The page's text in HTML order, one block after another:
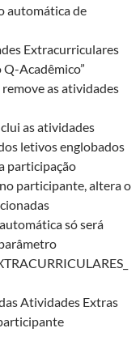
automática de
Extracurriculares
Acadêmico”
as atividades
as atividades
letivos englobados
participação
participante, altera o
só será
Atividades Extras